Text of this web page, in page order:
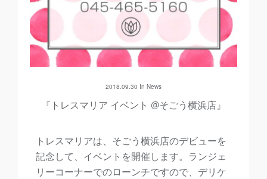
2018.09.30 In News
『トレスマリア イベント @そごう横浜店』
トレスマリアは、そごう横浜店のデビューを
記念して、イベントを開催します。ランジェ
リーコーナーでのローンチですので、デリケ